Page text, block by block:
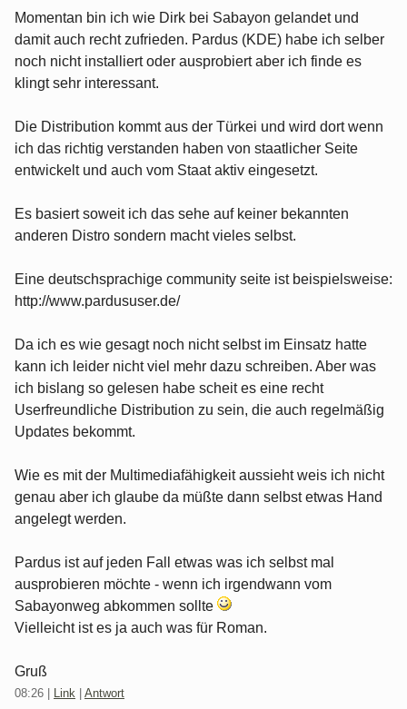
Momentan bin ich wie Dirk bei Sabayon gelandet und
damit auch recht zufrieden. Pardus (KDE) habe ich selber
noch nicht installiert oder ausprobiert aber ich finde es
klingt sehr interessant.
Die Distribution kommt aus der Türkei und wird dort wenn
ich das richtig verstanden haben von staatlicher Seite
entwickelt und auch vom Staat aktiv eingesetzt.
Es basiert soweit ich das sehe auf keiner bekannten
anderen Distro sondern macht vieles selbst.
Eine deutschsprachige community seite ist beispielsweise:
http://www.pardususer.de/
Da ich es wie gesagt noch nicht selbst im Einsatz hatte
kann ich leider nicht viel mehr dazu schreiben. Aber was
ich bislang so gelesen habe scheit es eine recht
Userfreundliche Distribution zu sein, die auch regelmäßig
Updates bekommt.
Wie es mit der Multimediafähigkeit aussieht weis ich nicht
genau aber ich glaube da müßte dann selbst etwas Hand
angelegt werden.
Pardus ist auf jeden Fall etwas was ich selbst mal
ausprobieren möchte - wenn ich irgendwann vom
Sabayonweg abkommen sollte
Vielleicht ist es ja auch was für Roman.
Gruß
08:26 Link Antwort